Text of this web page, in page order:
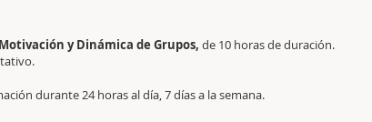
y Dinámica de Grupos, de 10 horas de duración.
durante 24 horas al día, 7 días a la semana.